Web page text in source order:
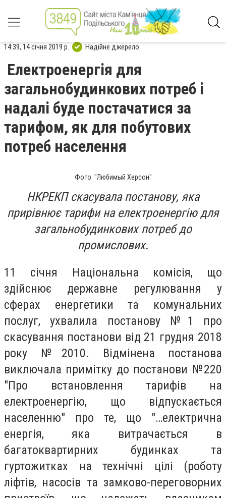
14:39, 14 січня 2019 р. Надійне джерело
Електроенергія для
загальнобудинкових потреб і
надалі буде постачатися за
тарифом, як для побутових
потреб населення
Фото: "Любимый Херсон"
НКРЕКП скасувала постанову, яка
прирівнює тарифи на електроенергію для
загальнобудинкових потреб до
промислових.
11 січня Національна комісія, що
здійснює державне регулювання у
сферах енергетики та комунальних
послуг, ухвалила постанову №1 про
скасування постанови від 21 грудня 2018
року №2010. Відмінена постанова
виключала примітку до постанови №220
"Про встановлення тарифів на
електроенергію, що відпускається
населенню" про те, що "…електрична
енергія, яка витрачається в
багатоквартирних будинках та
гуртожитках на технічні цілі (роботу
ліфтів, насосів та замково-переговорних